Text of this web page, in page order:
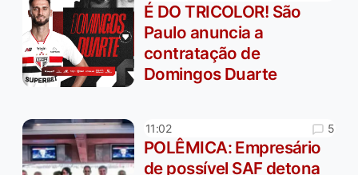
É DO TRICOLOR! São
Paulo anuncia a
contratação de
Domingos Duarte
11:02 5
POLÊMICA: Empresário
de possível SAF detona